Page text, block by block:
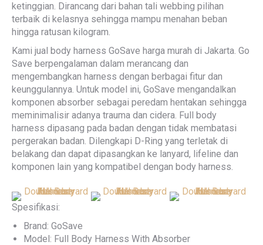
ketinggian. Dirancang dari bahan tali webbing pilihan
terbaik di kelasnya sehingga mampu menahan beban
hingga ratusan kilogram.
Kami jual body harness GoSave harga murah di Jakarta. Go
Save berpengalaman dalam merancang dan
mengembangkan harness dengan berbagai fitur dan
keunggulannya. Untuk model ini, GoSave mengandalkan
komponen absorber sebagai peredam hentakan sehingga
meminimalisir adanya trauma dan cidera. Full body
harness dipasang pada badan dengan tidak membatasi
pergerakan badan. Dilengkapi D-Ring yang terletak di
belakang dan dapat dipasangkan ke lanyard, lifeline dan
komponen lain yang kompatibel dengan body harness.
Spesifikasi:
Brand: GoSave
Model: Full Body Harness With Absorber